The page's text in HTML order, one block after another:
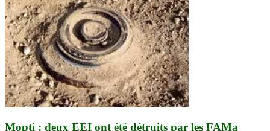
Mopti : deux EEI ont été détruits par les FAMa